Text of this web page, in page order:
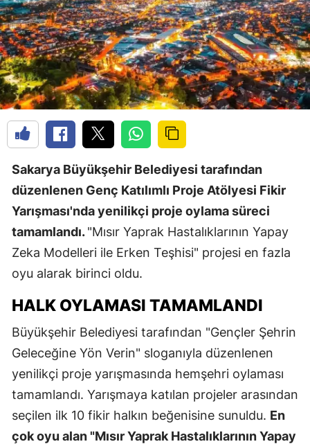
Sakarya Büyükşehir Belediyesi tarafından
düzenlenen Genç Katılımlı Proje Atölyesi Fikir
Yarışması'nda yenilikçi proje oylama süreci
tamamlandı."Mısır Yaprak Hastalıklarının Yapay
Zeka Modelleri ile Erken Teşhisi" projesi en fazla
oyu alarak birinci oldu.
HALK OYLAMASI TAMAMLANDI
Büyükşehir Belediyesi tarafından "Gençler Şehrin
Geleceğine Yön Verin" sloganıyla düzenlenen
yenilikçi proje yarışmasında hemşehri oylaması
tamamlandı. Yarışmaya katılan projeler arasından
seçilen ilk 10 fikir halkın beğenisine sunuldu. En
çok oyu alan "Mısır Yaprak Hastalıklarının Yapay